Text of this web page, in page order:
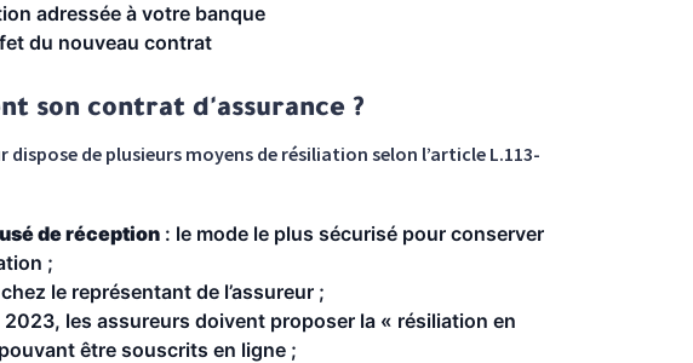
adressée à votre banque
du nouveau contrat
son contrat d'assurance ?
dispose de plusieurs moyens de résiliation selon l’article L.113-
de réception : le mode le plus sécurisé pour conserver
;
le représentant de l’assureur ;
les assureurs doivent proposer la « résiliation en
être souscrits en ligne ;